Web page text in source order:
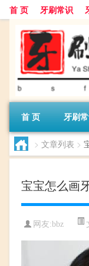
首 页 牙刷常识
首 页 牙刷
> 文章列表 >
宝宝怎么画
网友:bbz